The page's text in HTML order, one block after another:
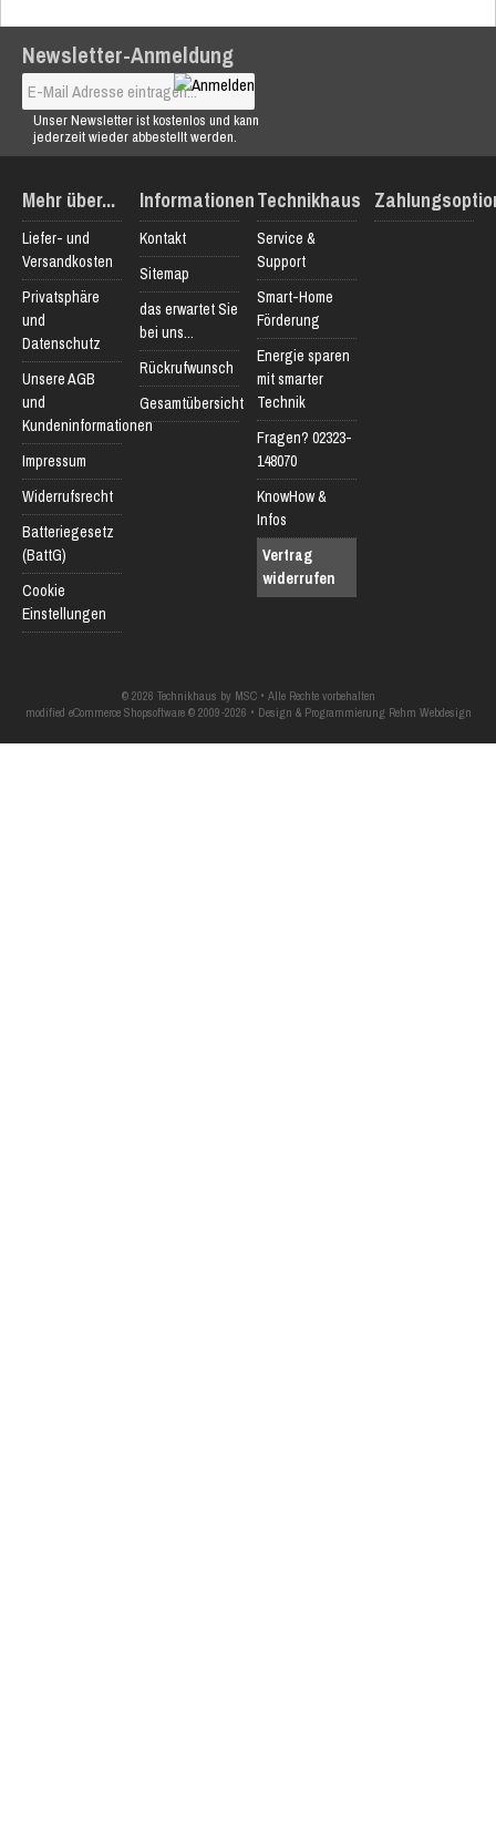
Newsletter-Anmeldung
Unser Newsletter ist kostenlos und kann
jederzeit wieder abbestellt werden.
Mehr über...
Liefer- und
Versandkosten
Privatsphäre
und
Datenschutz
Unsere AGB
und
Kundeninformationen
Impressum
Widerrufsrecht
Batteriegesetz
(BattG)
Cookie
Einstellungen
Informationen
Kontakt
Sitemap
das erwartet Sie
bei uns...
Rückrufwunsch
Gesamtübersicht
Technikhaus
Service &
Support
Smart-Home
Förderung
Energie sparen
mit smarter
Technik
Fragen? 02323-
148070
KnowHow &
Infos
Vertrag
widerrufen
© 2026 Technikhaus by MSC • Alle Rechte vorbehalten
modified eCommerce Shopsoftware © 2009-2026 • Design & Programmierung Rehm Webdesign